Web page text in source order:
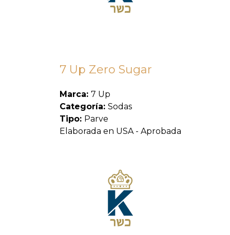
7 Up Zero Sugar
Marca: 7 Up
Categoría: Sodas
Tipo: Parve
Elaborada en USA - Aprobada